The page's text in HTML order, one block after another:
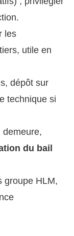
les
utile en
dépôt sur
technique si
demeure,
du bail
groupe HLM,